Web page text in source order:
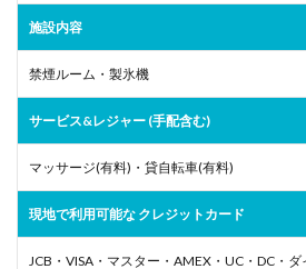
施設内容
禁煙ルーム・製氷機
サービス&レジャー (手配含む)
マッサージ(有料)・貸自転車(有料)
現地で利用可能な クレジットカード
JCB・VISA・マスター・AMEX・UC・DC・ダ